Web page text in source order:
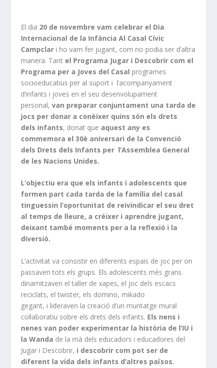
El dia 20 de novembre vam celebrar el Dia
Internacional de la Infància Al Casal Cívic
Campclari ho vam fer jugant, com no podia ser d’altra
manera. Tant el Programa Jugar i Descobrir com el
Programa per a Joves del Casal programes
socioeducatius per al suport i l’acompanyament
d’infants i joves en el seu desenvolupament
personal, van preparar conjuntament una tarda de
jocs per donar a conèixer quins són els drets
dels infants, donat que aquest any es
commemora el 30è aniversari de la Convenció
dels Drets dels Infants per l’Assemblea General
de les Nacions Unides.
L’objectiu era que els infants i adolescents que
formen part cada tarda de la família del casal
tinguessin l’oportunitat de reivindicar el seu dret
al temps de lleure, a créixer i aprendre jugant,
deixant també moments per a la reflexió i la
diversió.
L’activitat va consistir en diferents espais de joc per on
passaven tots els grups. Els adolescents més grans
dinamitzaven el taller de xapes, el joc dels escacs
reciclats, el twister, els domino, mikado
gegant, i lideraven la creació d’un muntatge mural
col·laboratiu sobre els drets dels infants. Els nens i
nenes van poder experimentar la història de l’IU i
la Wanda de la mà dels educadors i educadores del
Jugar i Descobrir, i descobrir com pot ser de
diferent la vida dels infants d’altres països.